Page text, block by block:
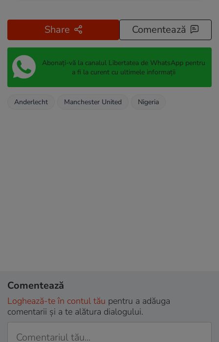
Share Comentează
Abonați-vă la canalul Libertatea de WhatsApp pentru
a fi la curent cu ultimele informații
Anderlecht Manchester United Nigeria
Comentează
Loghează-te în contul tău pentru a adăuga
comentarii și a te alătura dialogului.